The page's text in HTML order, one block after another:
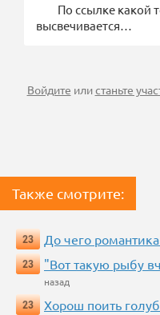
По ссылке какой
высвечивается…
Войдите илистаньте
Также смотрите:
23 До чего
23
"Вот такую рыбу
назад
23
Хорош поить